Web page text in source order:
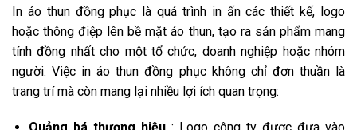
In áo thun đồng phục là quá trình in ấn các thiết kế, logo
hoặc thông điệp lên bề mặt áo thun, tạo ra sản phẩm mang
tính đồng nhất cho một tổ chức, doanh nghiệp hoặc nhóm
người. Việc in áo thun đồng phục không chỉ đơn thuần là
trang trí mà còn mang lại nhiều lợi ích quan trọng: